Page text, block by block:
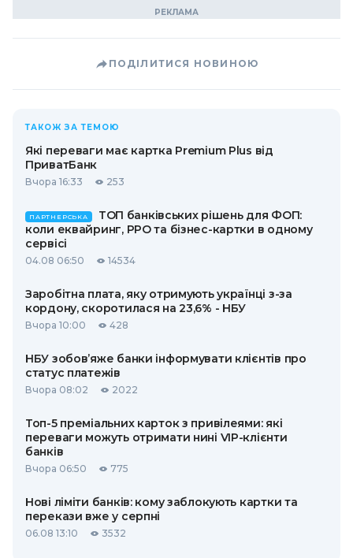
ПОДІЛИТИСЯ НОВИНОЮ
ТАКОЖ ЗА ТЕМОЮ
Які переваги має картка Premium Plus від
ПриватБанк
Вчора 16:33 253
ПАРТНЕРСЬКА
ТОП банківських рішень для ФОП:
коли еквайринг, РРО та бізнес-картки в одному
сервісі
04.08 06:50 14534
Заробітна плата, яку отримують українці з-за
кордону, скоротилася на 23,6% - НБУ
Вчора 10:00 428
НБУ зобов’яже банки інформувати клієнтів про
статус платежів
Вчора 08:02 2022
Топ-5 преміальних карток з привілеями: які
переваги можуть отримати нині VIP-клієнти
банків
Вчора 06:50 775
Нові ліміти банків: кому заблокують картки та
перекази вже у серпні
06.08 13:10 3532